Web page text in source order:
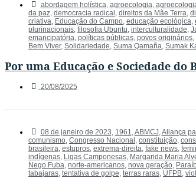
abordagem holística, agroecologia,
da paz, democracia radical , direitos da Mãe Terra,
criativa, Educação do Campo, educação ecológica,
plurinacionais, filosofia Ubuntu, interculturalidade,
emancipatória, políticas públicas, povos originários,
Bem Viver, Solidariedade, Suma Qamaña, Sumak
Por uma Educação e Sociedade
20/08/2025
08 de janeiro de 2023, 1961,ABMCJ,Aliança
comunismo, Congresso Nacional , constituição,
brasileira, estupros, extrema-direita, fake news,
indígenas, Ligas Camponesas, Margarida Maria
Nego Fuba, norte-americanos, nova geração,
tabajaras, tentativa de golpe, terras raras, UFPB,